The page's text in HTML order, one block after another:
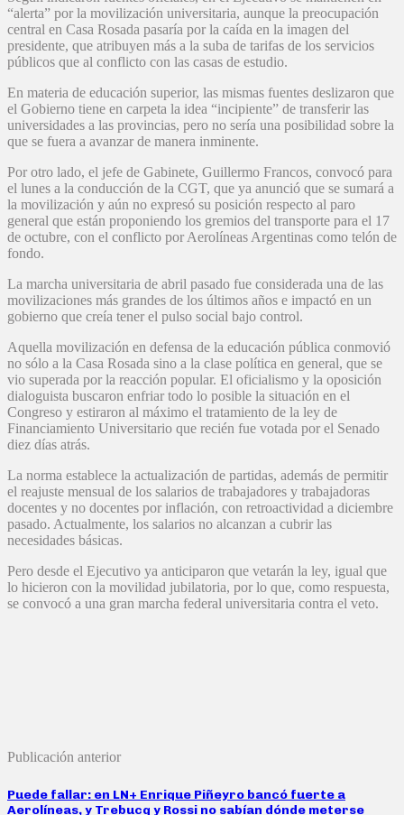
“alerta” por la movilización universitaria, aunque la preocupación
central en Casa Rosada pasaría por la caída en la imagen del
presidente, que atribuyen más a la suba de tarifas de los servicios
públicos que al conflicto con las casas de estudio.
En materia de educación superior, las mismas fuentes deslizaron que
el Gobierno tiene en carpeta la idea “incipiente” de transferir las
universidades a las provincias, pero no sería una posibilidad sobre la
que se fuera a avanzar de manera inminente.
Por otro lado, el jefe de Gabinete, Guillermo Francos, convocó para
el lunes a la conducción de la CGT, que ya anunció que se sumará a
la movilización y aún no expresó su posición respecto al paro
general que están proponiendo los gremios del transporte para el 17
de octubre, con el conflicto por Aerolíneas Argentinas como telón de
fondo.
La marcha universitaria de abril pasado fue considerada una de las
movilizaciones más grandes de los últimos años e impactó en un
gobierno que creía tener el pulso social bajo control.
Aquella movilización en defensa de la educación pública conmovió
no sólo a la Casa Rosada sino a la clase política en general, que se
vio superada por la reacción popular. El oficialismo y la oposición
dialoguista buscaron enfriar todo lo posible la situación en el
Congreso y estiraron al máximo el tratamiento de la ley de
Financiamiento Universitario que recién fue votada por el Senado
diez días atrás.
La norma establece la actualización de partidas, además de permitir
el reajuste mensual de los salarios de trabajadores y trabajadoras
docentes y no docentes por inflación, con retroactividad a diciembre
pasado. Actualmente, los salarios no alcanzan a cubrir las
necesidades básicas.
Pero desde el Ejecutivo ya anticiparon que vetarán la ley, igual que
lo hicieron con la movilidad jubilatoria, por lo que, como respuesta,
se convocó a una gran marcha federal universitaria contra el veto.
Publicación anterior
Puede fallar: en LN+ Enrique Piñeyro bancó fuerte a
Aerolíneas, y Trebucq y Rossi no sabían dónde meterse